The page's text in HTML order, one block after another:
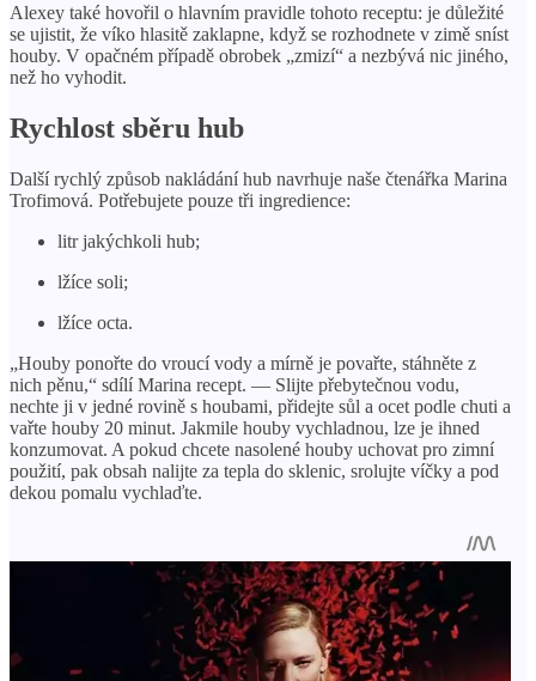
Alexey také hovořil o hlavním pravidle tohoto receptu: je důležité
se ujistit, že víko hlasitě zaklapne, když se rozhodnete v zimě sníst
houby. V opačném případě obrobek „zmizí“ a nezbývá nic jiného,
​​než ho vyhodit.
Rychlost sběru hub
Další rychlý způsob nakládání hub navrhuje naše čtenářka Marina
Trofimová. Potřebujete pouze tři ingredience:
litr jakýchkoli hub;
lžíce soli;
lžíce octa.
„Houby ponořte do vroucí vody a mírně je povařte, stáhněte z
nich pěnu,“ sdílí Marina recept. — Slijte přebytečnou vodu,
nechte ji v jedné rovině s houbami, přidejte sůl a ocet podle chuti a
vařte houby 20 minut. Jakmile houby vychladnou, lze je ihned
konzumovat. A pokud chcete nasolené houby uchovat pro zimní
použití, pak obsah nalijte za tepla do sklenic, srolujte víčky a pod
dekou pomalu vychlaďte.